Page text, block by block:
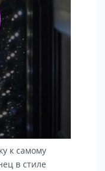
к самому
в стиле